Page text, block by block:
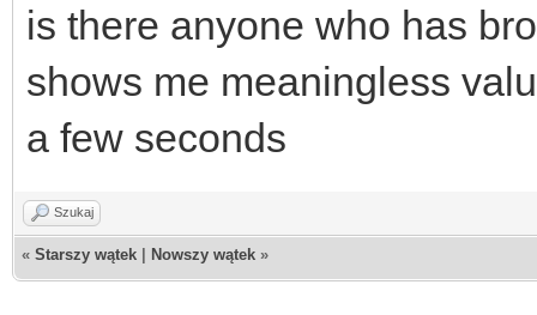
is there anyone who has
shows me meaningless
a few seconds
Szukaj
« Starszy wątek Nowszy wątek »